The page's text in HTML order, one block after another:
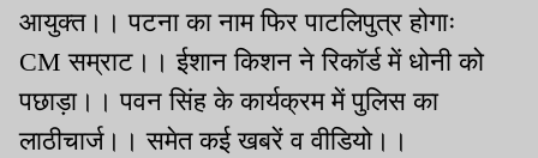
आयुक्त।। पटना का नाम फिर पाटलिपुत्र होगाः
CM सम्राट।। ईशान किशन ने रिकॉर्ड में धोनी को
पछाड़ा।। पवन सिंह के कार्यक्रम में पुलिस का
लाठीचार्ज।। समेत कई खबरें व वीडियो।।